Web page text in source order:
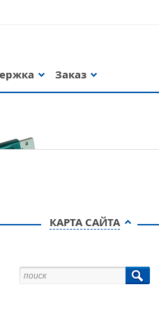
Заказ
КАРТА САЙТА